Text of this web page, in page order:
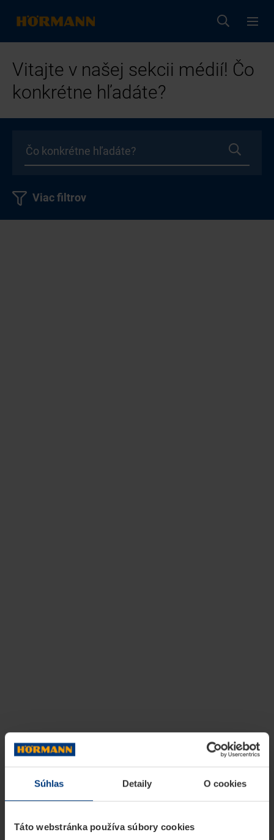
Súhlas Detaily O cookies
Táto webstránka používa súbory cookies
Vitajte v našej sekcii médií! Čo
konkrétne hľadáte?
Viac filtrov